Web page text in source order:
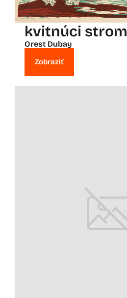
kvitnúci strom
Orest Dubay
Zobraziť